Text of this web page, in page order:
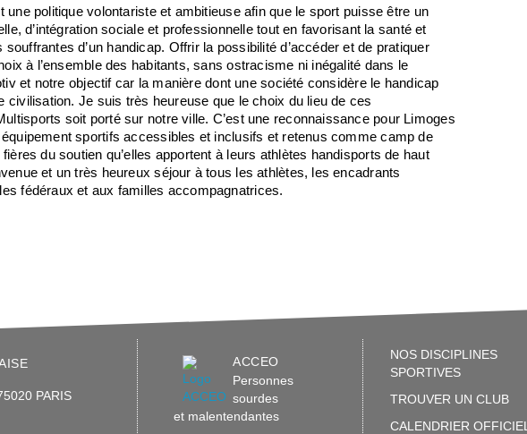
une politique volontariste et ambitieuse afin que le sport puisse être un
d’intégration sociale et professionnelle tout en favorisant la santé et
souffrantes d’un handicap. Offrir la possibilité d’accéder et de pratiquer
à l’ensemble des habitants, sans ostracisme ni inégalité dans le
et notre objectif car la manière dont une société considère le handicap
civilisation. Je suis très heureuse que le choix du lieu de ces
soit porté sur notre ville. C’est une reconnaissance pour Limoges
sportifs accessibles et inclusifs et retenus comme camp de
du soutien qu’elles apportent à leurs athlètes handisports de haut
et un très heureux séjour à tous les athlètes, les encadrants
fédéraux et aux familles accompagnatrices.
PARIS
ACCEO
Personnes
sourdes
et malentendantes
NOS DISCIPLINES
SPORTIVES
TROUVER UN CLUB
CALENDRIER OFFICIEL